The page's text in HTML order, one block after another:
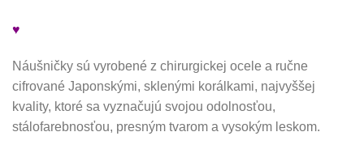
♥
Náušničky sú vyrobené z chirurgickej ocele a ručne
cifrované Japonskými, sklenými korálkami, najvyššej
kvality, ktoré sa vyznačujú svojou odolnosťou,
stálofarebnosťou, presným tvarom a vysokým leskom.